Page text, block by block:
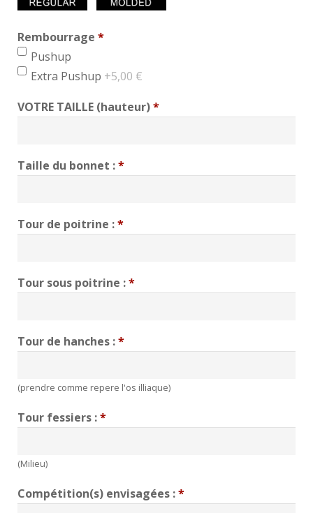
Rembourrage *
Pushup
Extra Pushup +5,00 €
VOTRE TAILLE (hauteur)*
Taille du bonnet :*
Tour de poitrine :*
Tour sous poitrine :*
Tour de hanches :*
(prendre comme repere l'os illiaque)
Tour fessiers :*
(Milieu)
Compétition(s) envisagées :*